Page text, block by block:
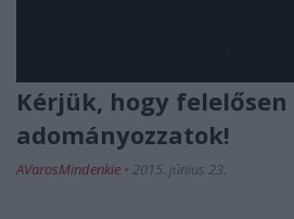
Kérjük, hogy felelősen
adományozzatok!
AVarosMindenkie • 2015. június 23.